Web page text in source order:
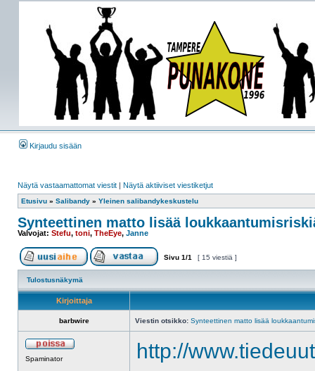
Kirjaudu sisään
Näytä vastaamattomat viestit | Näytä aktiiviset viestiketjut
Etusivu » Salibandy » Yleinen salibandykeskustelu
Synteettinen matto lisää
Valvojat: Stefu, toni, TheEye, Janne
Sivu 1/1 [ 15 viestiä ]
Tulostusnäkymä
Kirjoittaja
barbwire Viestin otsikko: Synteettinen matto lisää
Spaminator http://